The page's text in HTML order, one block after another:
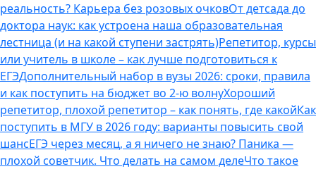
реальность? Карьера без розовых очковОт детсада до
доктора наук: как устроена наша образовательная
лестница (и на какой ступени застрять)Репетитор, курсы
или учитель в школе – как лучше подготовиться к
ЕГЭДополнительный набор в вузы 2026: сроки, правила
и как поступить на бюджет во 2‑ю волнуХороший
репетитор, плохой репетитор – как понять, где какойКак
поступить в МГУ в 2026 году: варианты повысить свой
шансЕГЭ через месяц, а я ничего не знаю? Паника —
плохой советчик. Что делать на самом делеЧто такое